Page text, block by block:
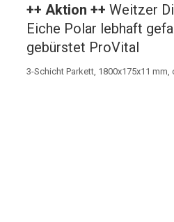
++ Aktion ++Weitzer
Eiche Polar lebhaft
gebürstet ProVital
3-Schicht Parkett, 1800x175x11